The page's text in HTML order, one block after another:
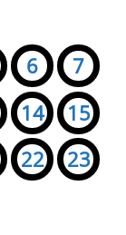
6
7
14
15
22
23